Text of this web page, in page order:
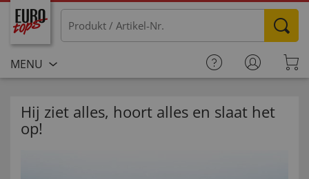
MENU
Hij ziet alles, hoort alles en slaat het
op!